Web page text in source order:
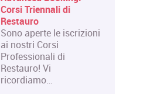
Corsi Triennali di
Restauro
Sono aperte le iscrizioni
ai nostri Corsi
Professionali di
Restauro! Vi
ricordiamo…